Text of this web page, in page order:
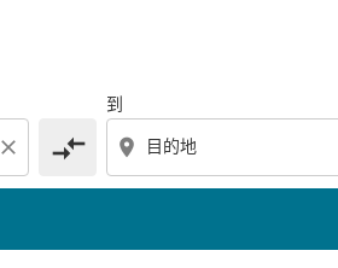
close compare_arrows
到
location_on